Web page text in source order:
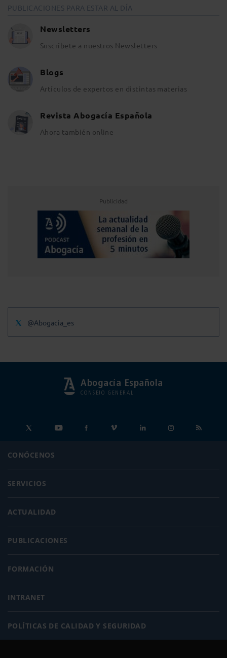
PUBLICACIONES PARA ESTAR AL DÍA
Newsletters
Suscríbete a nuestros Newsletters
Blogs
Artículos de expertos en distintas materias
Revista Abogacía Española
Ahora también online
Publicidad
@Abogacia_es
Abogacía Española
CONSEJO GENERAL
CONÓCENOS
SERVICIOS
ACTUALIDAD
PUBLICACIONES
FORMACIÓN
INTRANET
POLÍTICAS DE CALIDAD Y SEGURIDAD